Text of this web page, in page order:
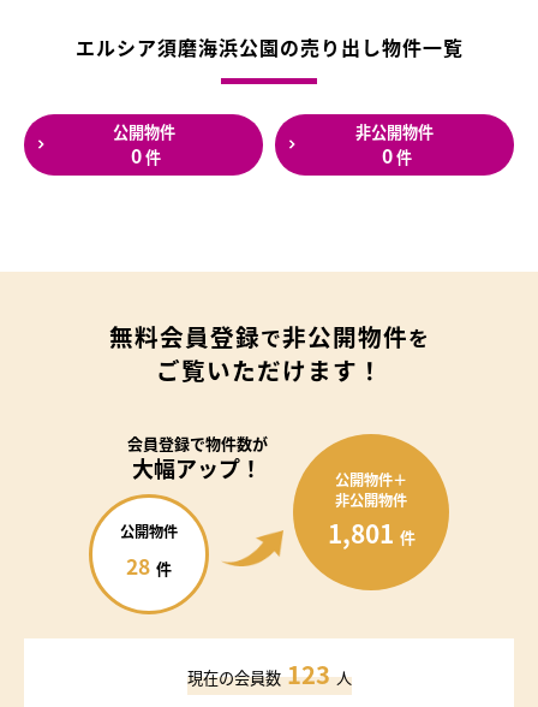
エルシア須磨海浜公園の売り出し物件一覧
公開物件
0件
非公開物件
0件
無料会員登録で非公開物件を
ご覧いただけます！
会員登録で物件数が
大幅アップ！
公開物件
28 件
公開物件＋
非公開物件
1,801 件
現在の会員数 123 人